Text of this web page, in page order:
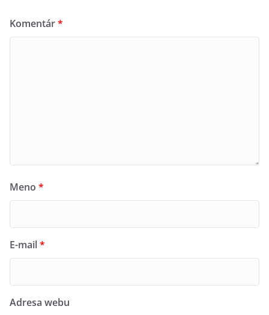
Komentár*
Meno *
E-mail*
Adresa webu